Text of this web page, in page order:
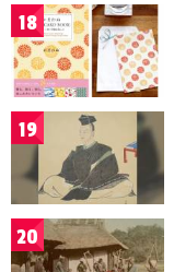
18
19
20